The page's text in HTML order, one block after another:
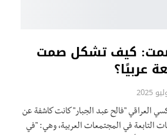
كيف تشكل صمت
عربيًا؟
العراقي "فالح عبد الجبار" كانت كاشفة عن
التابعة في المجتمعات العربية، وهي: "في